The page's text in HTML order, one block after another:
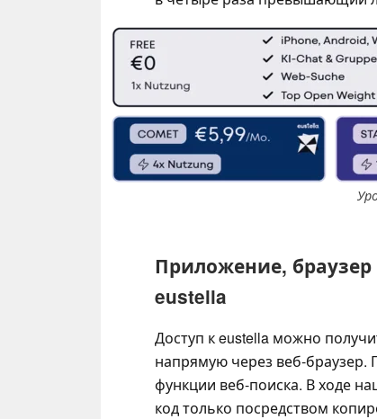
Приложение,
eustella
Доступ к eustella можно
напрямую через веб-браузер.
функции веб-поиска. В ходе
код только посредством